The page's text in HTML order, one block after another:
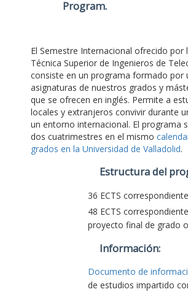
Program.
El Semestre Internacional ofrecido por
Técnica Superior de Ingenieros de
consiste en un programa formado por
asignaturas de nuestros grados y
que se ofrecen en inglés. Permite a
locales y extranjeros convivir durante
un entorno internacional. El programa
dos cuatrimestres en el mismo
grados en la Universidad de Valladolid.
Estructura del
36 ECTS
48 ECTS
proyecto final de grado
Información:
Documento de
de estudios impartido